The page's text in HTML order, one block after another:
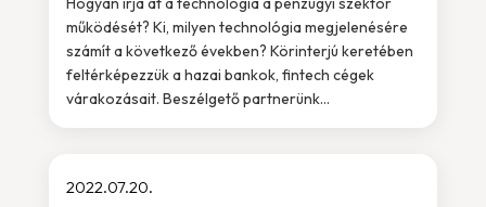
működését? Ki, milyen technológia megjelenésére
számít a következő években? Körinterjú keretében
feltérképezzük a hazai bankok, fintech cégek
várakozásait. Beszélgető partnerünk...
2022.07.20.